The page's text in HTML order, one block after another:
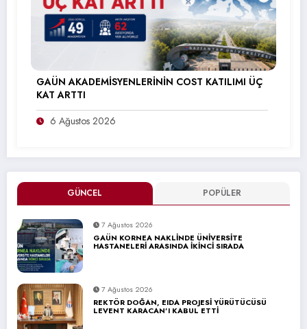
GÜNCEL POPÜLER
7 Ağustos 2026
GAÜN KORNEA NAKLİNDE ÜNİVERSİTE
HASTANELERİ ARASINDA İKİNCİ SIRADA
7 Ağustos 2026
REKTÖR DOĞAN, EIDA PROJESİ YÜRÜTÜCÜSÜ
LEVENT KARACAN’I KABUL ETTİ
GAÜN AKADEMİSYENLERİNİN COST KATILIMI ÜÇ
KAT ARTTI
6 Ağustos 2026